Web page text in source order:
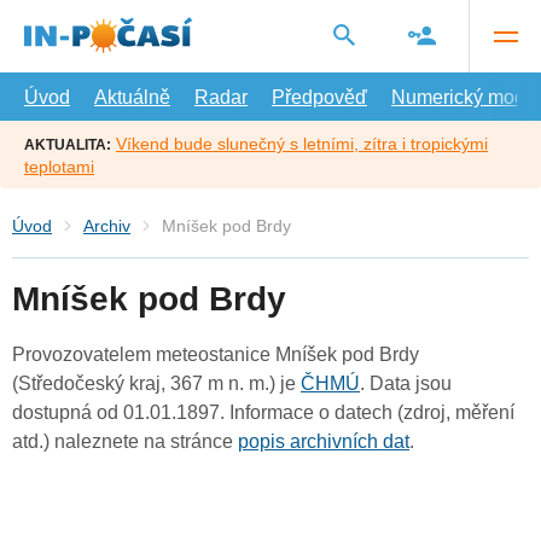
hlavní
Úvod
Aktuálně Radar Předpověď Numerický model
AKTUALITA: Víkend bude slunečný s letními, zítra i tropickými
teplotami
Úvod Archiv Mníšek pod Brdy
Mníšek pod Brdy
Provozovatelem meteostanice Mníšek pod Brdy
(Středočeský kraj, 367 m n. m.) je ČHMÚ. Data jsou
dostupná od 01.01.1897. Informace o datech (zdroj, měření
atd.) naleznete na stránce popis archivních dat.